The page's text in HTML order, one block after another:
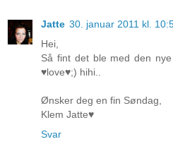
Jatte 30. januar 2011 kl.
Hei,
Så fint det ble med den
♥love♥;) hihi..
Ønsker deg en fin Søndag,
Klem Jatte♥
Svar